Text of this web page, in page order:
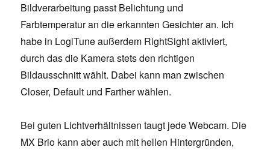
Bildverarbeitung passt Belichtung und
Farbtemperatur an die erkannten Gesichter an. Ich
habe in LogiTune außerdem RightSight aktiviert,
durch das die Kamera stets den richtigen
Bildausschnitt wählt. Dabei kann man zwischen
Closer, Default und Farther wählen.
Bei guten Lichtverhältnissen taugt jede Webcam. Die
MX Brio kann aber auch mit hellen Hintergründen,